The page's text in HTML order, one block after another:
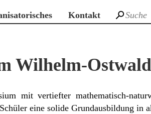
Kontakt
Wilhelm-
mit vertiefter mathematisch-
eine solide Grundausbildung in